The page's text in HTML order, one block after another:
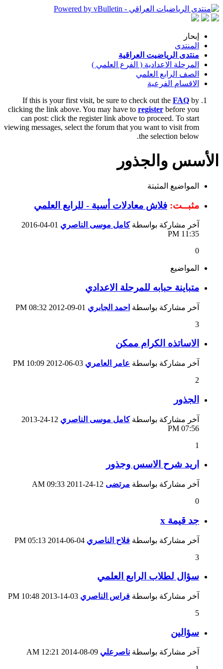
إبحار
المنتدى
منتدى الرياضيت العراقية
المرحلة الاعدادية ( الفرع العلمي )
الصف الرابع العلمي
الاقسام الفرعية
If this is your first visit, be sure to check out the FAQ by
clicking the link above. You may have to register before you
can post: click the register link above to proceed. To start
viewing messages, select the forum that you want to visit from
the selection below.
الأسس والجذور
المواضيع المثبتة
مثبــت: فلاش معادلات أسية - للرابع العلمي
آخر مشاركة بواسطةكامل موسى الناصري
11:35 PM
0
المواضيع
متباينة حبابه للمرحلة الاعدادي
آخر مشاركة بواسطة احمد الجابري
08:32 PM
3
الاساتذه الكرام ممكن
آخر مشاركة بواسطة عامر العامري
10:09 PM
2
الجذور
آخر مشاركة بواسطةكامل موسى الناصري
07:56 PM
1
اريد شرح الاسس وجذور
آخر مشاركة بواسطة مرتضى
09:33 AM
0
جد قيمة x
آخر مشاركة بواسطة فلاح الناصري
05:13 PM
3
سؤال لطلاب الرابع العلمي
آخر مشاركة بواسطة فراس الناصري
10:48 PM
5
سؤالين
آخر مشاركة بواسطة ناصرعلي
12:21 AM